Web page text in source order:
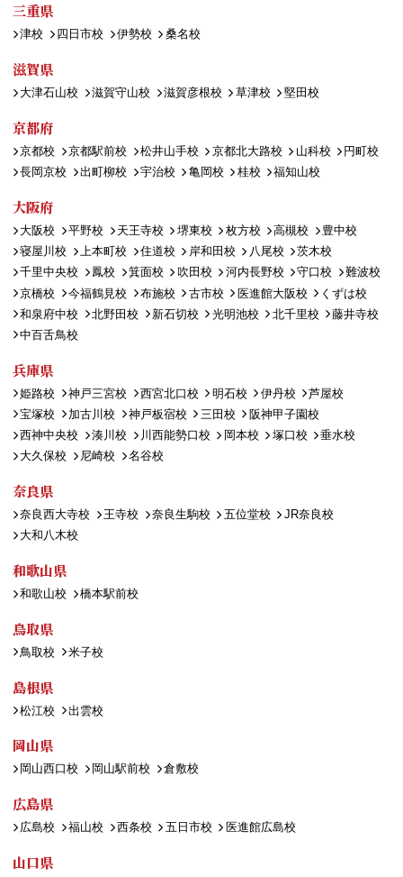
三重県
津校 四日市校 伊勢校 桑名校
滋賀県
大津石山校 滋賀守山校 滋賀彦根校 草津校 堅田校
京都府
京都校 京都駅前校 松井山手校 京都北大路校 山科校
円町校
長岡京校
出町柳校 宇治校 亀岡校 桂校 福知山校
大阪府
大阪校 平野校 天王寺校 堺東校 枚方校 高槻校
豊中校
寝屋川校
上本町校 住道校 岸和田校 八尾校
茨木校
千里中央校
鳳校 箕面校 吹田校 河内長野校 守口校
難波校
京橋校
今福鶴見校 布施校 古市校 医進館大阪校
くずは校
和泉府中校
北野田校 新石切校 光明池校 北千里校
藤井寺校
中百舌鳥校
兵庫県
姫路校 神戸三宮校 西宮北口校 明石校 伊丹校
芦屋校
宝塚校
加古川校 神戸板宿校 三田校
阪神甲子園校
西神中央校
湊川校 川西能勢口校 岡本校 塚口校
垂水校
大久保校
尼崎校 名谷校
奈良県
奈良西大寺校 王寺校 奈良生駒校 五位堂校
JR奈良校
大和八木校
和歌山県
和歌山校 橋本駅前校
鳥取県
鳥取校 米子校
島根県
松江校 出雲校
岡山県
岡山西口校 岡山駅前校 倉敷校
広島県
広島校 福山校 西条校 五日市校 医進館広島校
山口県